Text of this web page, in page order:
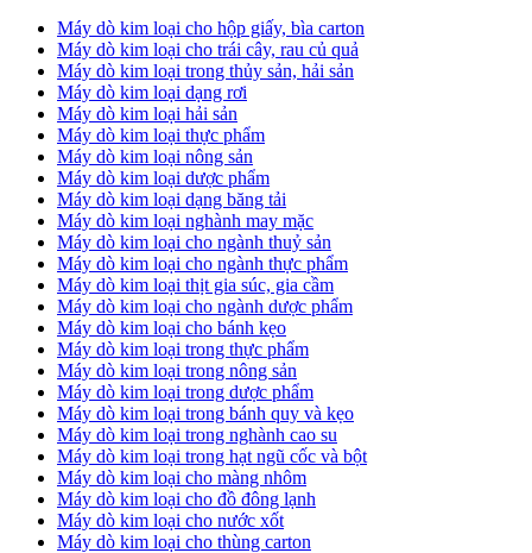
Máy dò kim loại cho hộp giấy, bìa carton
Máy dò kim loại cho trái cây, rau củ quả
Máy dò kim loại trong thủy sản, hải sản
Máy dò kim loại dạng rơi
Máy dò kim loại hải sản
Máy dò kim loại thực phẩm
Máy dò kim loại nông sản
Máy dò kim loại dược phẩm
Máy dò kim loại dạng băng tải
Máy dò kim loại nghành may mặc
Máy dò kim loại cho ngành thuỷ sản
Máy dò kim loại cho ngành thực phẩm
Máy dò kim loại thịt gia súc, gia cầm
Máy dò kim loại cho ngành dược phẩm
Máy dò kim loại cho bánh kẹo
Máy dò kim loại trong thực phẩm
Máy dò kim loại trong nông sản
Máy dò kim loại trong dược phẩm
Máy dò kim loại trong bánh quy và kẹo
Máy dò kim loại trong nghành cao su
Máy dò kim loại trong hạt ngũ cốc và bột
Máy dò kim loại cho màng nhôm
Máy dò kim loại cho đồ đông lạnh
Máy dò kim loại cho nước xốt
Máy dò kim loại cho thùng carton